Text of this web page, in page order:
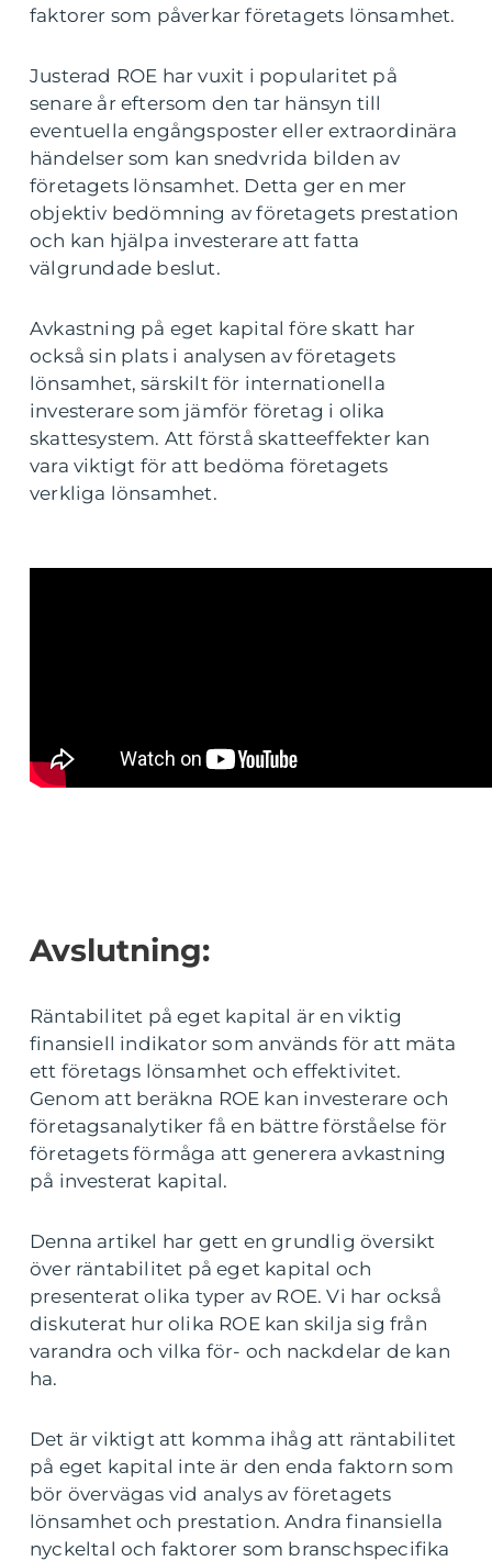
faktorer som påverkar företagets lönsamhet.
Justerad ROE har vuxit i popularitet på
senare år eftersom den tar hänsyn till
eventuella engångsposter eller extraordinära
händelser som kan snedvrida bilden av
företagets lönsamhet. Detta ger en mer
objektiv bedömning av företagets prestation
och kan hjälpa investerare att fatta
välgrundade beslut.
Avkastning på eget kapital före skatt har
också sin plats i analysen av företagets
lönsamhet, särskilt för internationella
investerare som jämför företag i olika
skattesystem. Att förstå skatteeffekter kan
vara viktigt för att bedöma företagets
verkliga lönsamhet.
Avslutning:
Räntabilitet på eget kapital är en viktig
finansiell indikator som används för att mäta
ett företags lönsamhet och effektivitet.
Genom att beräkna ROE kan investerare och
företagsanalytiker få en bättre förståelse för
företagets förmåga att generera avkastning
på investerat kapital.
Denna artikel har gett en grundlig översikt
över räntabilitet på eget kapital och
presenterat olika typer av ROE. Vi har också
diskuterat hur olika ROE kan skilja sig från
varandra och vilka för- och nackdelar de kan
ha.
Det är viktigt att komma ihåg att räntabilitet
på eget kapital inte är den enda faktorn som
bör övervägas vid analys av företagets
lönsamhet och prestation. Andra finansiella
nyckeltal och faktorer som branschspecifika